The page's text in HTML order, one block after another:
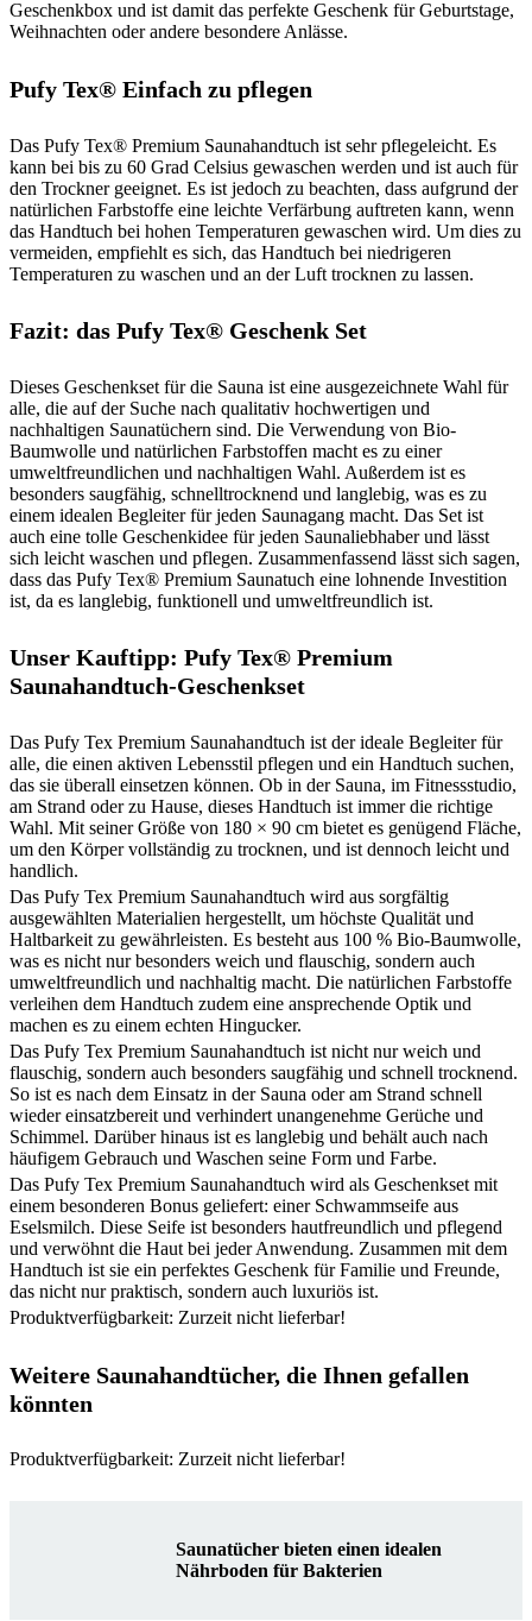
Geschenkbox und ist damit das perfekte Geschenk für Geburtstage,
Weihnachten oder andere besondere Anlässe.
Pufy Tex® Einfach zu pflegen
Das Pufy Tex® Premium Saunahandtuch ist sehr pflegeleicht. Es
kann bei bis zu 60 Grad Celsius gewaschen werden und ist auch für
den Trockner geeignet. Es ist jedoch zu beachten, dass aufgrund der
natürlichen Farbstoffe eine leichte Verfärbung auftreten kann, wenn
das Handtuch bei hohen Temperaturen gewaschen wird. Um dies zu
vermeiden, empfiehlt es sich, das Handtuch bei niedrigeren
Temperaturen zu waschen und an der Luft trocknen zu lassen.
Fazit: das Pufy Tex® Geschenk Set
Dieses Geschenkset für die Sauna ist eine ausgezeichnete Wahl für
alle, die auf der Suche nach qualitativ hochwertigen und
nachhaltigen Saunatüchern sind. Die Verwendung von Bio-
Baumwolle und natürlichen Farbstoffen macht es zu einer
umweltfreundlichen und nachhaltigen Wahl. Außerdem ist es
besonders saugfähig, schnelltrocknend und langlebig, was es zu
einem idealen Begleiter für jeden Saunagang macht. Das Set ist
auch eine tolle Geschenkidee für jeden Saunaliebhaber und lässt
sich leicht waschen und pflegen. Zusammenfassend lässt sich sagen,
dass das Pufy Tex® Premium Saunatuch eine lohnende Investition
ist, da es langlebig, funktionell und umweltfreundlich ist.
Unser Kauftipp: Pufy Tex® Premium
Saunahandtuch-Geschenkset
Das Pufy Tex Premium Saunahandtuch ist der ideale Begleiter für
alle, die einen aktiven Lebensstil pflegen und ein Handtuch suchen,
das sie überall einsetzen können. Ob in der Sauna, im Fitnessstudio,
am Strand oder zu Hause, dieses Handtuch ist immer die richtige
Wahl. Mit seiner Größe von 180 × 90 cm bietet es genügend Fläche,
um den Körper vollständig zu trocknen, und ist dennoch leicht und
handlich.
Das Pufy Tex Premium Saunahandtuch wird aus sorgfältig
ausgewählten Materialien hergestellt, um höchste Qualität und
Haltbarkeit zu gewährleisten. Es besteht aus 100 % Bio-Baumwolle,
was es nicht nur besonders weich und flauschig, sondern auch
umweltfreundlich und nachhaltig macht. Die natürlichen Farbstoffe
verleihen dem Handtuch zudem eine ansprechende Optik und
machen es zu einem echten Hingucker.
Das Pufy Tex Premium Saunahandtuch ist nicht nur weich und
flauschig, sondern auch besonders saugfähig und schnell trocknend.
So ist es nach dem Einsatz in der Sauna oder am Strand schnell
wieder einsatzbereit und verhindert unangenehme Gerüche und
Schimmel. Darüber hinaus ist es langlebig und behält auch nach
häufigem Gebrauch und Waschen seine Form und Farbe.
Das Pufy Tex Premium Saunahandtuch wird als Geschenkset mit
einem besonderen Bonus geliefert: einer Schwammseife aus
Eselsmilch. Diese Seife ist besonders hautfreundlich und pflegend
und verwöhnt die Haut bei jeder Anwendung. Zusammen mit dem
Handtuch ist sie ein perfektes Geschenk für Familie und Freunde,
das nicht nur praktisch, sondern auch luxuriös ist.
Produktverfügbarkeit: Zurzeit nicht lieferbar!
Weitere Saunahandtücher, die Ihnen gefallen
könnten
Produktverfügbarkeit: Zurzeit nicht lieferbar!
Saunatücher bieten einen idealen
Nährboden für Bakterien